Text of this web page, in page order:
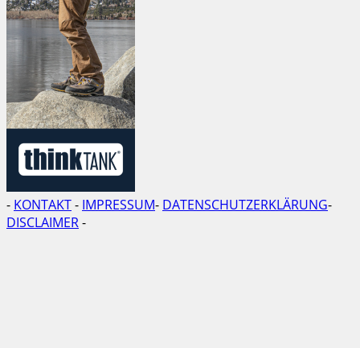
- KONTAKT- IMPRESSUM- DATENSCHUTZERKLÄRUNG-
DISCLAIMER-